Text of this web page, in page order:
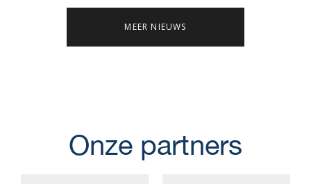
MEER NIEUWS
Onze partners